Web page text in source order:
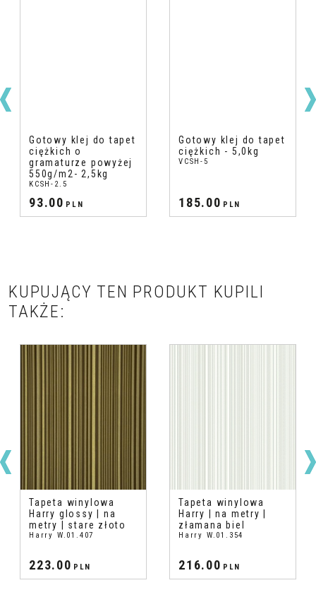
Gotowy klej do tapet
ciężkich o
gramaturze powyżej
550g/m2- 2,5kg
KCSH-2.5
93.00 PLN
Gotowy klej do tapet
ciężkich - 5,0kg
VCSH-5
185.00 PLN
KUPUJĄCY TEN PRODUKT KUPILI
TAKŻE:
Tapeta winylowa
Harry glossy | na
metry | stare złoto
Harry W.01.407
223.00 PLN
Tapeta winylowa
Harry | na metry |
złamana biel
Harry W.01.354
216.00 PLN